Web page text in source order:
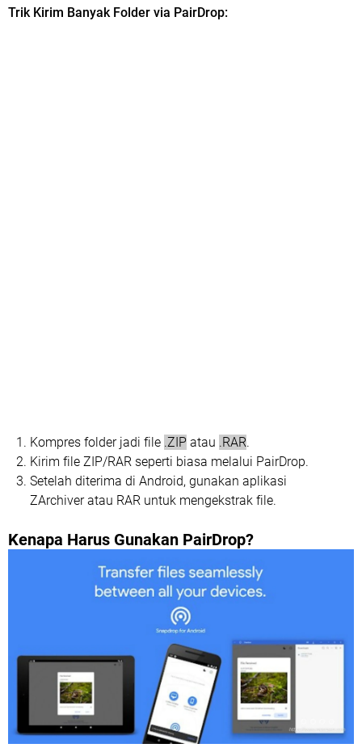
Trik Kirim Banyak Folder via PairDrop:
Kompres folder jadi file .ZIP atau .RAR.
Kirim file ZIP/RAR seperti biasa melalui PairDrop.
Setelah diterima di Android, gunakan aplikasi
ZArchiver atau RAR untuk mengekstrak file.
Kenapa Harus Gunakan PairDrop?